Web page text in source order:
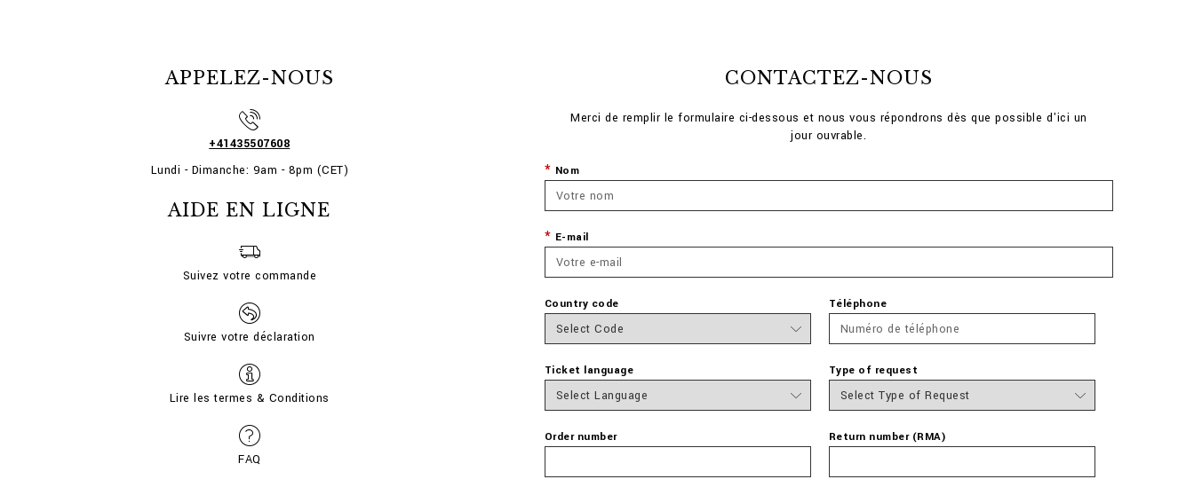
APPELEZ-NOUS
+41435507608
Lundi - Dimanche: 9am - 8pm (CET)
AIDE EN LIGNE
Suivez votre commande
Suivre votre déclaration
Lire les termes & Conditions
FAQ
CONTACTEZ-NOUS
Merci de remplir le formulaire ci-dessous et nous vous répondrons dès que possible d'ici un
jour ouvrable.
Nom
E-mail
Country code Téléphone
Ticket language Type of request
Order number Return number (RMA)